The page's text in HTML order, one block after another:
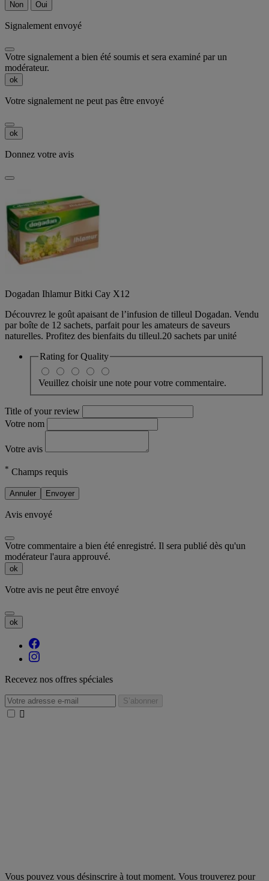
Non Oui
Signalement envoyé
Votre signalement a bien été soumis et sera examiné par un
modérateur.
ok
Votre signalement ne peut pas être envoyé
ok
Donnez votre avis
Dogadan Ihlamur Bitki Cay X12
Découvrez le goût apaisant de l’infusion de tilleul Dogadan. Vendu
par boîte de 12 sachets, parfait pour les amateurs de saveurs
naturelles. Profitez des bienfaits du tilleul.20 sachets par unité
Rating forQuality
Veuillez choisir une note pour votre commentaire.
Title of your review
Votre nom
Votre avis
* Champs requis
Annuler Envoyer
Avis envoyé
Votre commentaire a bien été enregistré. Il sera publié dès qu'un
modérateur l'aura approuvé.
ok
Votre avis ne peut être envoyé
ok
Recevez nos offres spéciales

Vous pouvez vous désinscrire à tout moment. Vous trouverez pour